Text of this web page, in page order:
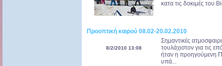
κατα τις δοκιμές του
Προοπτική καιρού 08.02-20.02.2010
8/2/2010 13:08
Σημαντικές
τουλάχιστον για τις
ήταν η προηγούμενη
υπά...